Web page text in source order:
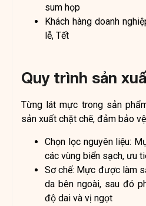
sum họp
Khách hàng doanh
lễ, Tết
Quy trình sản
Từng lát mực trong sản
sản xuất chặt chẽ, đảm bảo
Chọn lọc nguyên liệu:
các vùng biển sạch, ưu
Sơ chế: Mực được làm
da bên ngoài, sau đó
độ dai và vị ngọt